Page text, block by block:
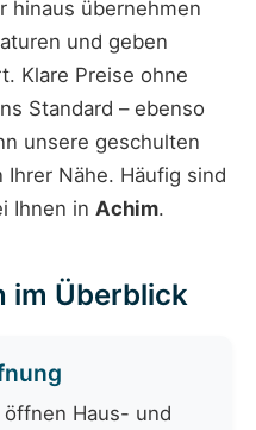
hinaus übernehmen
und geben
Klare Preise ohne
Standard – ebenso
unsere geschulten
Nähe. Häufig sind
Ihnen in Achim.
im Überblick
Haus- und